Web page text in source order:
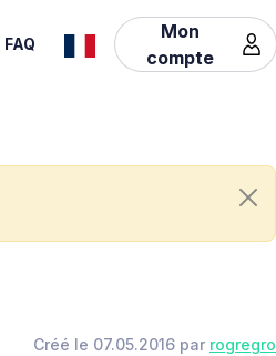
FAQ
Mon
compte
Créé le 07.05.2016 par rogregro